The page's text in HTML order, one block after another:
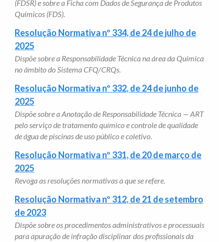
(FDSR) e sobre a Ficha com Dados de Segurança de Produtos
Químicos (FDS).
Resolução Normativa nº 334, de 24 de julho de
2025
Dispõe sobre a Responsabilidade Técnica na área da Química
no âmbito do Sistema CFQ/CRQs.
Resolução Normativa nº 332, de 24 de junho de
2025
Dispõe sobre a Anotação de Responsabilidade Técnica — ART
pelo serviço de tratamento químico e controle de qualidade
de água de piscinas de uso público e coletivo.
Resolução Normativa nº 331, de 20 de março de
2025
Revoga as resoluções normativas a que se refere.
Resolução Normativa nº 312, de 21 de setembro
de 2023
Dispõe sobre os procedimentos administrativos e processuais
para apuração de infração disciplinar dos profissionais da